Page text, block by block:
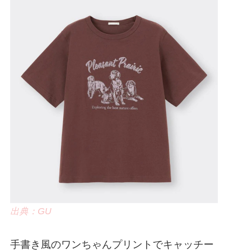
出典：GU
手書き風のワンちゃんプリントでキャッチー